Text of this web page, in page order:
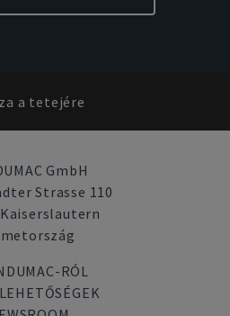
a tetejére
GmbH
Strasse 110
RÓL